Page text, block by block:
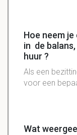
Hoe neem
in de
huur ?
Als een
voor een
Wat